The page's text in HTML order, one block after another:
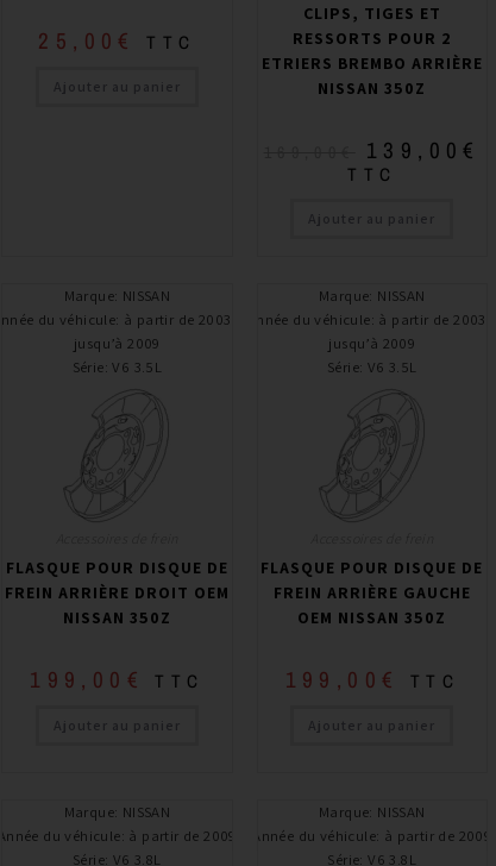
25,00 € TTC
Ajouter au panier
CLIPS, TIGES ET
RESSORTS POUR 2
ETRIERS BREMBO ARRIÈRE
NISSAN 350Z
139,00€
TTC
Ajouter au panier
Marque: NISSAN
Année du véhicule: à partir de 2003 /
jusqu’à 2009
Série:V6 3.5L
FLASQUE POUR DISQUE DE
FREIN ARRIÈRE DROIT OEM
NISSAN 350Z
199,00 € TTC
Ajouter au panier
Marque: NISSAN
Année du véhicule: à partir de 2003 /
jusqu’à 2009
Série: V6 3.5L
FLASQUE POUR DISQUE DE
FREIN ARRIÈRE GAUCHE
OEM NISSAN 350Z
199,00 € TTC
Ajouter au panier
Marque: NISSAN
Année du véhicule: à partir de 2009
Série: V6 3.8L
Marque: NISSAN
Année du véhicule: à partir de 2009
Série:V6 3.8L